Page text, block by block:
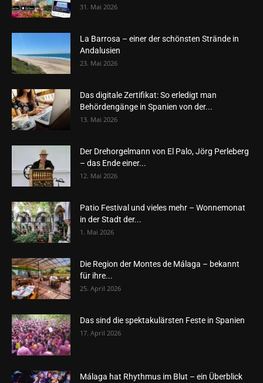
31. Mai 2026
La Barrosa – einer der schönsten Strände in
Andalusien
23. Mai 2026
Das digitale Zertifikat: So erledigt man
Behördengänge in Spanien von der...
13. Mai 2026
Der Drehorgelmann von El Palo, Jörg Perleberg
– das Ende einer...
12. Mai 2026
Patio Festival und vieles mehr – Wonnemonat
in der Stadt der...
1. Mai 2026
Die Region der Montes de Málaga – bekannt
für ihre...
25. April 2026
Das sind die spektakulärsten Feste in Spanien
17. April 2026
Málaga hat Rhythmus im Blut – ein Überblick